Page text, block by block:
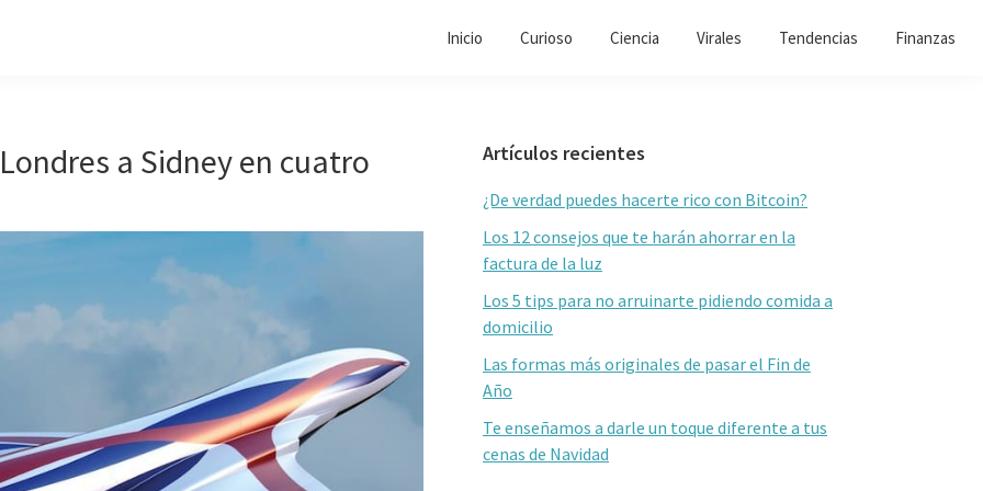
Inicio Curioso Ciencia Virales Tendencias Finanzas
a Sidney en cuatro
Barra
lateral
primaria
Artículos recientes
¿De verdad puedes hacerte rico con Bitcoin?
Los 12 consejos que te harán ahorrar en la
factura de la luz
Los 5 tips para no arruinarte pidiendo comida a
domicilio
Las formas más originales de pasar el Fin de
Año
Te enseñamos a darle un toque diferente a tus
cenas de Navidad